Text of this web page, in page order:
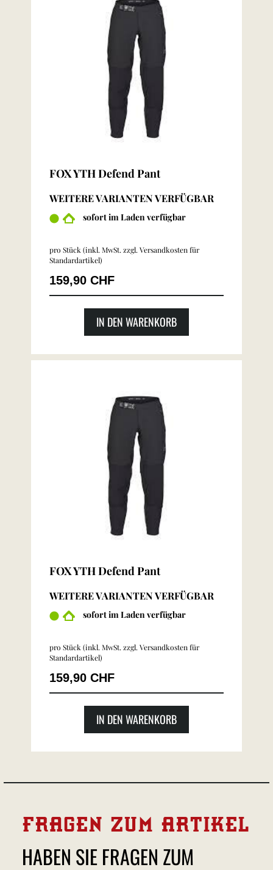
FOX YTH Defend Pant
WEITERE VARIANTEN VERFÜGBAR
sofort im Laden verfügbar
pro Stück (inkl. MwSt. zzgl. Versandkosten für
Standardartikel)
159,90 CHF
IN DEN WARENKORB
FOX YTH Defend Pant
WEITERE VARIANTEN VERFÜGBAR
sofort im Laden verfügbar
pro Stück (inkl. MwSt. zzgl. Versandkosten für
Standardartikel)
159,90 CHF
IN DEN WARENKORB
FRAGEN ZUM ARTIKEL
HABEN SIE FRAGEN ZUM